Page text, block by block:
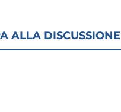
ALLA DISCUSSIONE